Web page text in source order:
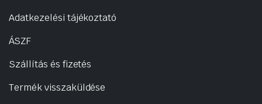
Adatkezelési tájékoztató
ÁSZF
Szállítás és fizetés
Termék visszaküldése